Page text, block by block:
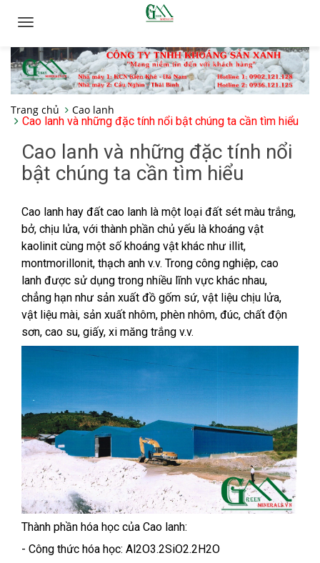
Toggle
Trang chủ
Cao lanh
Cao lanh và những đặc tính nổi bật chúng ta cần tìm hiểu
Cao lanh và những đặc tính nổi
bật chúng ta cần tìm hiểu
Cao lanh hay đất cao lanh là một loại đất sét màu trắng,
bở, chịu lửa, với thành phần chủ yếu là khoáng vật
kaolinit cùng một số khoáng vật khác như illit,
montmorillonit, thạch anh v.v. Trong công nghiệp, cao
lanh được sử dụng trong nhiều lĩnh vực khác nhau,
chẳng hạn như sản xuất đồ gốm sứ, vật liệu chịu lửa,
vật liệu mài, sản xuất nhôm, phèn nhôm, đúc, chất độn
sơn, cao su, giấy, xi măng trắng v.v.
Thành phần hóa học của Cao lanh:
- Công thức hóa học: Al2O3.2SiO2.2H2O